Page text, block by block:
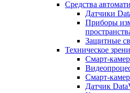
Средства
Датчики
Приборы
Защитные
Техническое
Смарт-
Смарт-
Датчик